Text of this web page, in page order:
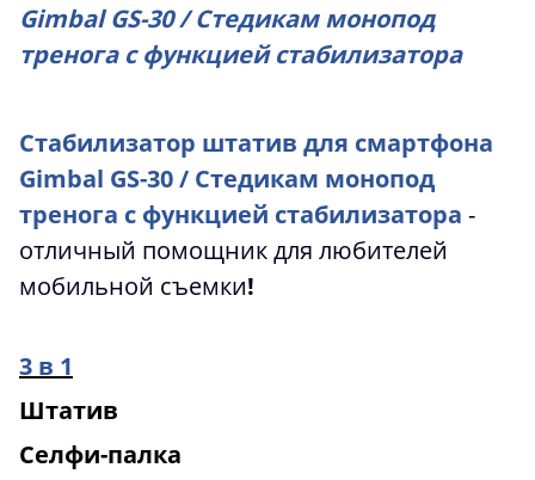
Gimbal GS-30 / Стедикам монопод
тренога с функцией стабилизатора
Стабилизатор штатив для смартфона
Gimbal GS-30 / Стедикам монопод
тренога с функцией стабилизатора -
отличный помощник для любителей
мобильной съемки!
3 в 1
Штатив
Селфи-палка